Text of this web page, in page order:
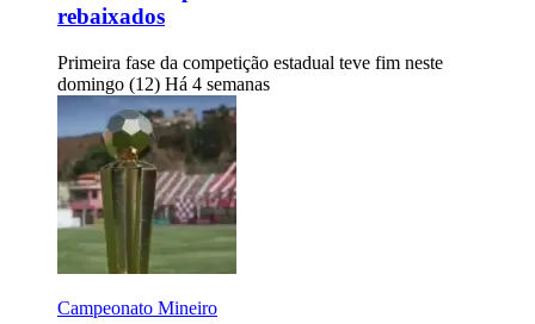
rebaixados
Primeira fase da competição estadual teve fim neste
domingo (12) Há 4 semanas
Campeonato Mineiro